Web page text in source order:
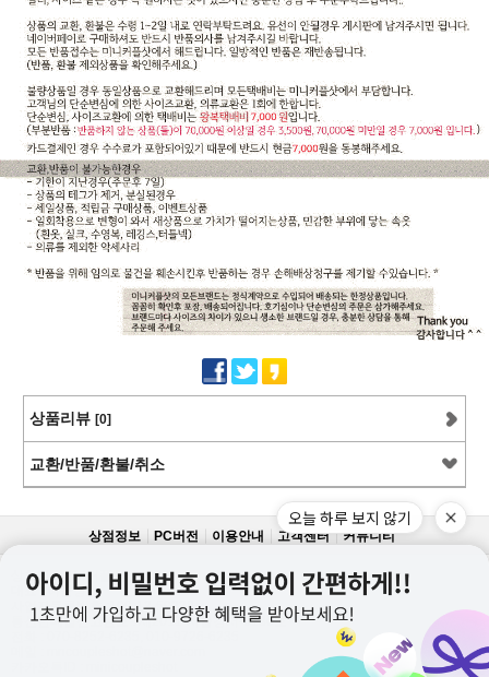
상품리뷰 [0]
교환/반품/환불/취소
상점정보 PC버전 이용안내 고객센터 커뮤니티
상호명 : 미니커플샷
대표 : 이근창
사업자등록번호 :109-12-59228
통신판매업신고번호 : 제2011-서울강서-0130호
오늘 하루 보지 않기